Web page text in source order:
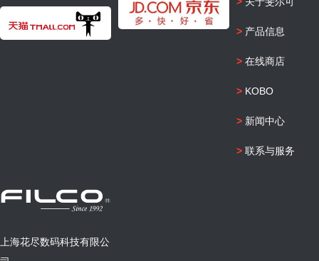
>产品信息
>在线商店
>KOBO
>新闻中心
>联系与服务
上海花尽数码科技有限公